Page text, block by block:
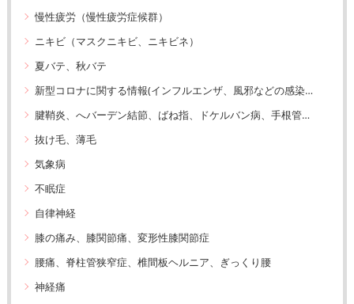
慢性疲労（慢性疲労症候群）
ニキビ（マスクニキビ、ニキビネ）
夏バテ、秋バテ
新型コロナに関する情報(インフルエンザ、風邪などの感染症予防も含みます）
腱鞘炎、へバーデン結節、ばね指、ドケルバン病、手根管症候群、リウマチ
抜け毛、薄毛
気象病
不眠症
自律神経
膝の痛み、膝関節痛、変形性膝関節症
腰痛、脊柱管狭窄症、椎間板ヘルニア、ぎっくり腰
神経痛